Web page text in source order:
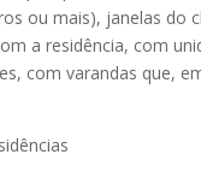
ou mais), janelas do
a residência, com
com varandas que,